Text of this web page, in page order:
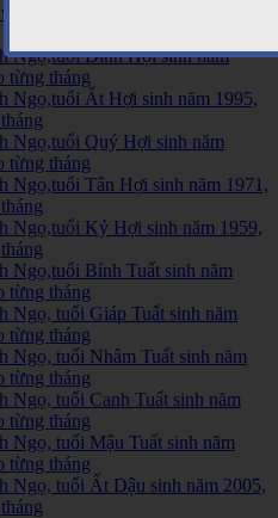
tinh hoa võ học trên Thế Giới,
Ngọ,tuổi Đinh Hợi sinh năm
từng tháng
Ngọ,tuổi Ất Hợi sinh năm 1995,
Ngọ,tuổi Quý Hợi sinh năm
từng tháng
Ngọ,tuổi Tân Hợi sinh năm 1971,
Ngọ,tuổi Kỷ Hợi sinh năm 1959,
Ngọ,tuổi Bính Tuất sinh năm
từng tháng
Ngọ, tuổi Giáp Tuất sinh năm
từng tháng
Ngọ, tuổi Nhâm Tuất sinh năm
từng tháng
tuổi Canh Tuất sinh năm
từng tháng
Ngọ, tuổi Mậu Tuất sinh năm
từng tháng
Ngọ, tuổi Ất Dậu sinh năm 2005,